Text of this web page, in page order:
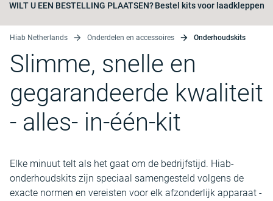
WILT U EEN BESTELLING PLAATSEN? Bestel kits voor laadkleppen
Hiab Netherlands Onderdelen en accessoires Onderhoudskits
Slimme, snelle en
gegarandeerde kwaliteit
- alles- in-één-kit
Elke minuut telt als het gaat om de bedrijfstijd. Hiab-
onderhoudskits zijn speciaal samengesteld volgens de
exacte normen en vereisten voor elk afzonderlijk apparaat -